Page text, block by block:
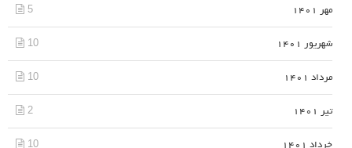
مهر 1401 5
شهریور 1401 10
مرداد 1401 10
تیر 1401 2
خرداد 1401 10